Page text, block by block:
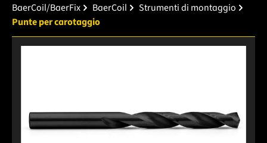
BaerCoil/BaerFix BaerCoil
Strumenti di montaggio
Punte per carotaggio